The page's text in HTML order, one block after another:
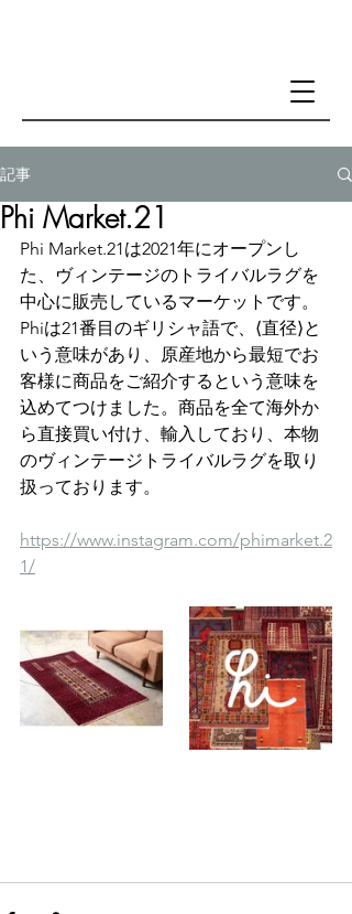
記事
Phi Market.21
Phi Market.21は2021年にオープンし
た、ヴィンテージのトライバルラグを
中心に販売しているマーケットです。
Phiは21番目のギリシャ語で、⟨直径⟩と
いう意味があり、原産地から最短でお
客様に商品をご紹介するという意味を
込めてつけました。商品を全て海外か
ら直接買い付け、輸入しており、本物
のヴィンテージトライバルラグを取り
扱っております。
https://www.instagram.com/phimarket.2
1/